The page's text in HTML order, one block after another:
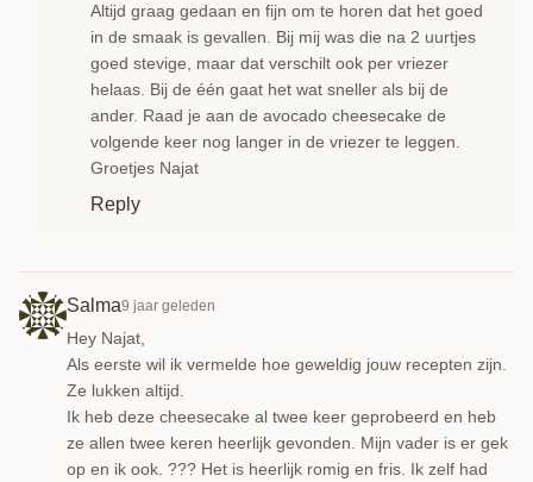
Altijd graag gedaan en fijn om te horen dat het goed
in de smaak is gevallen. Bij mij was die na 2 uurtjes
goed stevige, maar dat verschilt ook per vriezer
helaas. Bij de één gaat het wat sneller als bij de
ander. Raad je aan de avocado cheesecake de
volgende keer nog langer in de vriezer te leggen.
Groetjes Najat
Reply
Salma9 jaar geleden
Hey Najat,
Als eerste wil ik vermelde hoe geweldig jouw recepten zijn.
Ze lukken altijd.
Ik heb deze cheesecake al twee keer geprobeerd en heb
ze allen twee keren heerlijk gevonden. Mijn vader is er gek
op en ik ook. ??? Het is heerlijk romig en fris. Ik zelf had